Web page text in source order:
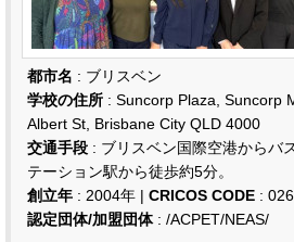
都市名 : ブリスベン
学校の住所 : Suncorp Plaza, Suncorp
Albert St, Brisbane City QLD 4000
交通手段 : ブリスベン国際空港からバ
テーション駅から徒歩約5分。
創立年 : 2004年 |CRICOS CODE :
認定団体/加盟団体: /ACPET/NEAS/